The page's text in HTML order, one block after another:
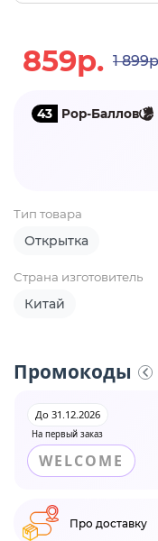
859р. 1
43 Pop-Баллов
Тип товара
Открытка
Страна изготовитель
Китай
Промокоды
На первый заказ
До 31.12.2026
WELCOME
Про доставку